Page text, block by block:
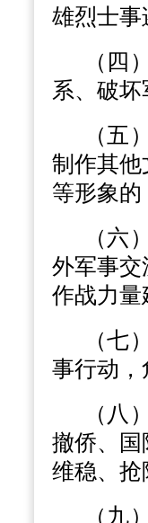
雄烈士事
（四
系、破坏
（五
制作其他
等形象的
（六
外军事交
作战力量
（七
事行动，
（八
撤侨、国
维稳、抢
（九